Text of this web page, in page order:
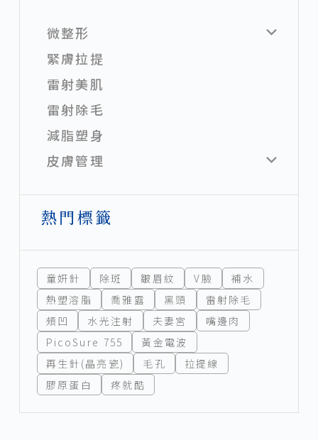
微整形
緊膚拉提
雷射美肌
雷射除毛
減脂塑身
皮膚管理
熱門標籤
童妍針 除斑 皺眉紋 V臉
補水
熱塑溶脂
喬雅露 黑頭
雷射除毛
頰凹
水光注射 夫妻宮
嘴邊肉
PicoSure 755
黃金電波
再生針(晶亮瓷)
毛孔
拉提線
膠原蛋白
疼就酷